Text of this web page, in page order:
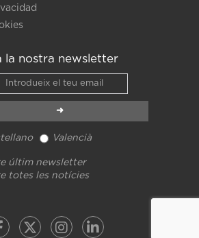
la nostra newsletter
Valencià
últim newsletter
totes les notícies